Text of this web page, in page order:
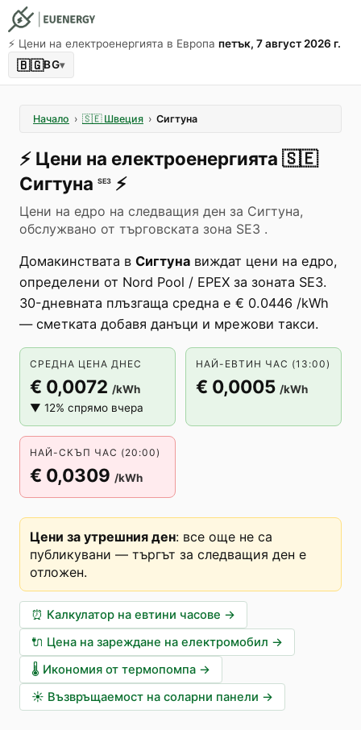
⚡️ Цени на електроенергията в Европа петък, 7 август 2026 г.
🇧🇬BG▾
Начало › 🇸🇪 Швеция › Сигтуна
⚡️ Цени на електроенергията 🇸🇪
Сигтуна SE3 ⚡️
Цени на едро на следващия ден за Сигтуна,
обслужвано от търговската зона SE3 .
Домакинствата в Сигтуна виждат цени на едро,
определени от Nord Pool / EPEX за зоната SE3.
30-дневната плъзгаща средна е € 0.0446 /kWh
— сметката добавя данъци и мрежови такси.
СРЕДНА ЦЕНА ДНЕС
€ 0,0072 /kWh
▼ 12% спрямо вчера
НАЙ-ЕВТИН ЧАС (13:00)
€ 0,0005 /kWh
НАЙ-СКЪП ЧАС (20:00)
€ 0,0309 /kWh
Цени за утрешния ден: все още не са
публикувани — търгът за следващия ден е
отложен.
⏰ Калкулатор на евтини часове →
🔌 Цена на зареждане на електромобил →
🌡️ Икономия от термопомпа →
☀️ Възвръщаемост на соларни панели →